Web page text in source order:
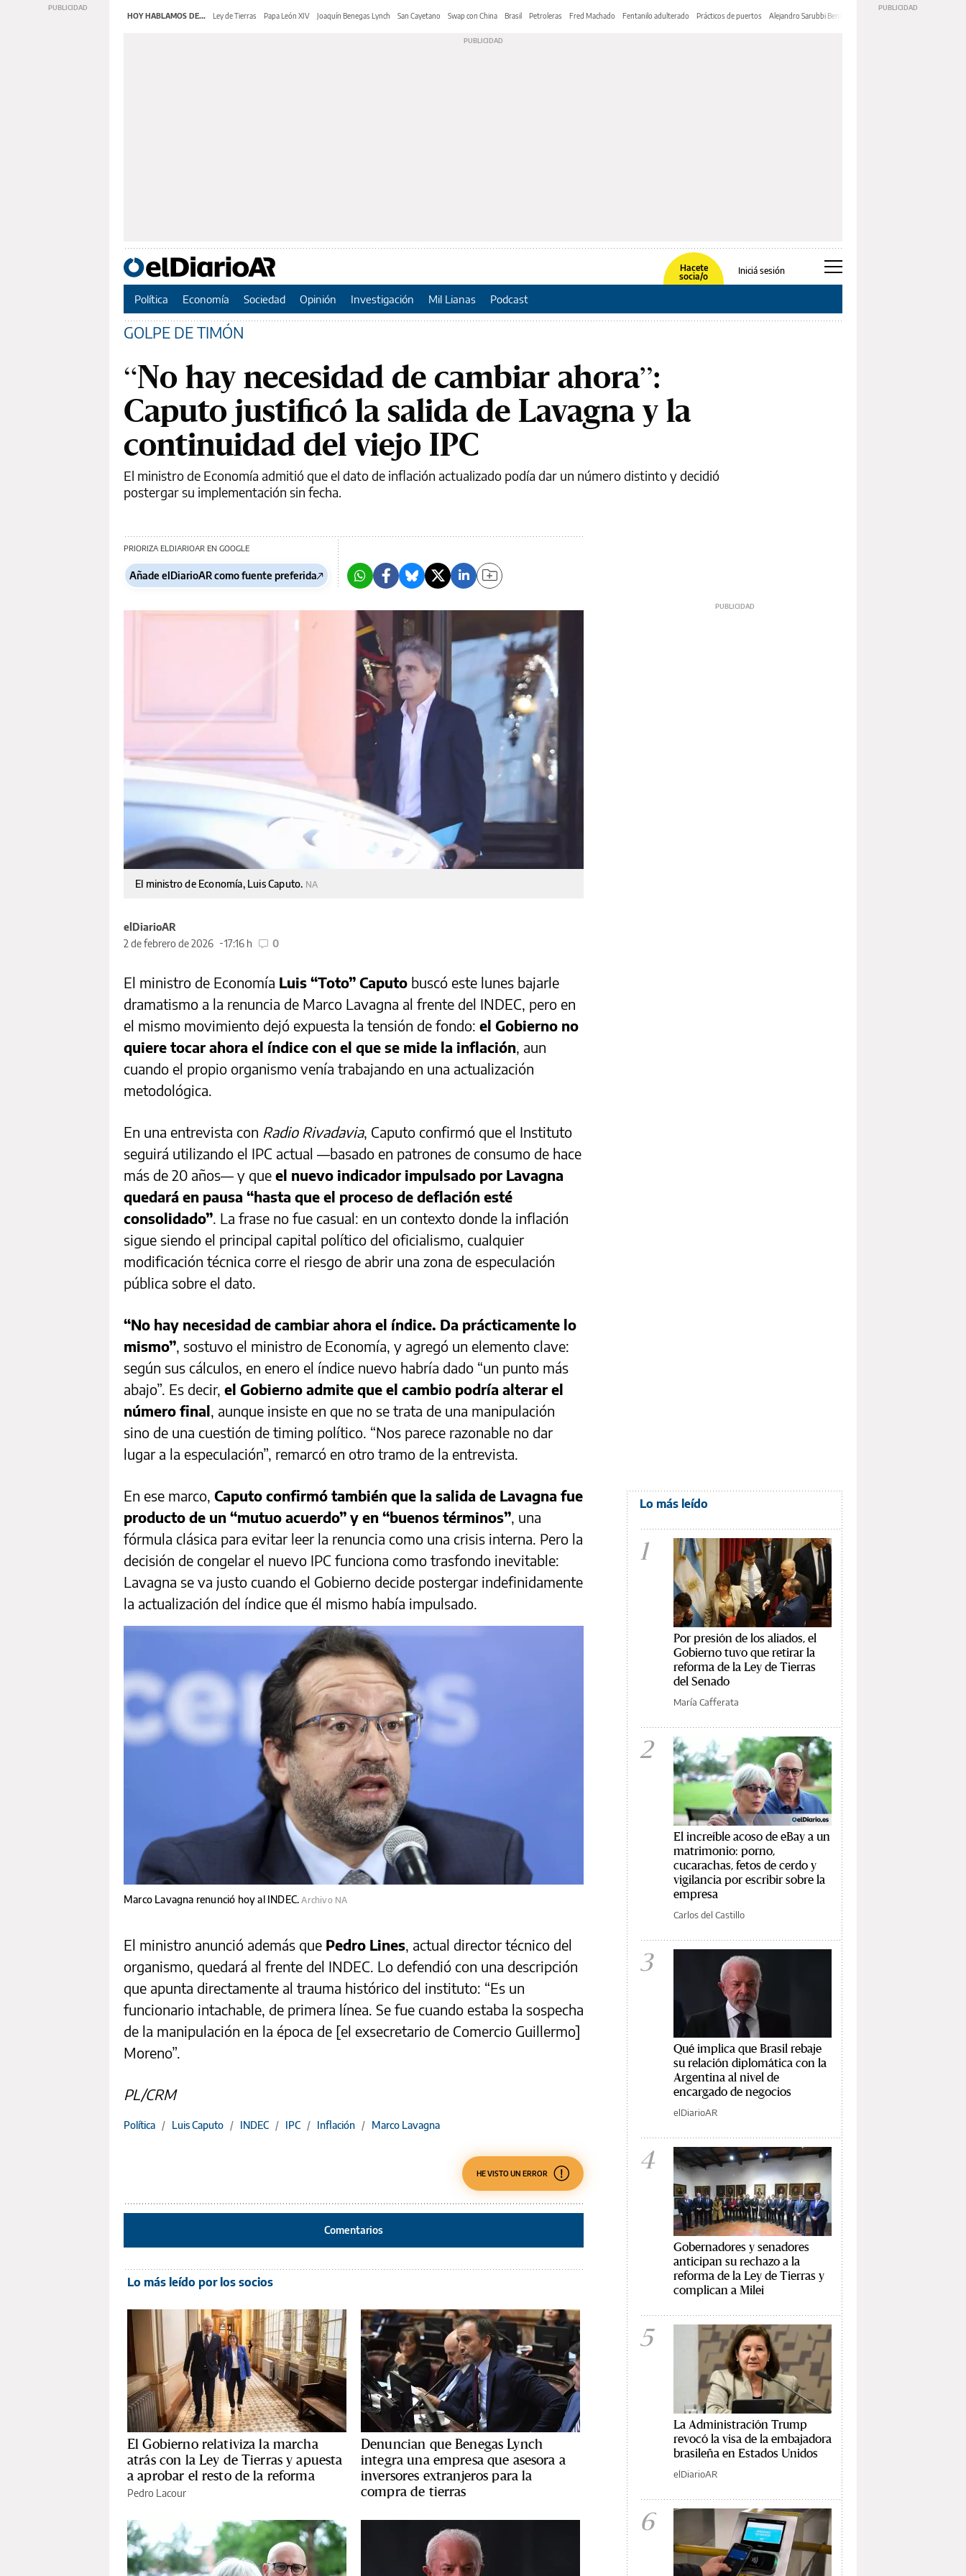
HOY HABLAMOS DE... Ley de Tierras Papa León XIV Joaquín Benegas Lynch San Cayetano Swap con China Brasil Petroleras Fred Machado Fentanilo adulterado Prácticos de puertos Alejandro Sarubbi Benítez
Hacete
socia/o
Iniciá sesión
Política Economía Sociedad Opinión Investigación Mil Lianas Podcast
GOLPE DE TIMÓN
“No hay necesidad de cambiar ahora”:
Caputo justificó la salida de Lavagna y la
continuidad del viejo IPC
El ministro de Economía admitió que el dato de inflación actualizado podía dar un número distinto y decidió
postergar su implementación sin fecha.
PRIORIZA ELDIARIOAR EN GOOGLE
Añade elDiarioAR como fuente preferida
El ministro de Economía, Luis Caputo. NA
elDiarioAR
2 de febrero de 2026
17:16 h 0
El ministro de Economía Luis “Toto” Caputo buscó este lunes bajarle
dramatismo a la renuncia de Marco Lavagna al frente del INDEC, pero en
el mismo movimiento dejó expuesta la tensión de fondo: el Gobierno no
quiere tocar ahora el índice con el que se mide la inflación, aun
cuando el propio organismo venía trabajando en una actualización
metodológica.
En una entrevista con Radio Rivadavia, Caputo confirmó que el Instituto
seguirá utilizando el IPC actual —basado en patrones de consumo de hace
más de 20 años— y que el nuevo indicador impulsado por Lavagna
quedará en pausa “hasta que el proceso de deflación esté
consolidado”. La frase no fue casual: en un contexto donde la inflación
sigue siendo el principal capital político del oficialismo, cualquier
modificación técnica corre el riesgo de abrir una zona de especulación
pública sobre el dato.
“No hay necesidad de cambiar ahora el índice. Da prácticamente lo
mismo”, sostuvo el ministro de Economía, y agregó un elemento clave:
según sus cálculos, en enero el índice nuevo habría dado “un punto más
abajo”. Es decir, el Gobierno admite que el cambio podría alterar el
número final, aunque insiste en que no se trata de una manipulación
sino de una cuestión de timing político. “Nos parece razonable no dar
lugar a la especulación”, remarcó en otro tramo de la entrevista.
En ese marco, Caputo confirmó también que la salida de Lavagna fue
producto de un “mutuo acuerdo” y en “buenos términos”, una
fórmula clásica para evitar leer la renuncia como una crisis interna. Pero la
decisión de congelar el nuevo IPC funciona como trasfondo inevitable:
Lavagna se va justo cuando el Gobierno decide postergar indefinidamente
la actualización del índice que él mismo había impulsado.
Marco Lavagna renunció hoy al INDEC.Archivo NA
El ministro anunció además que Pedro Lines, actual director técnico del
organismo, quedará al frente del INDEC. Lo defendió con una descripción
que apunta directamente al trauma histórico del instituto: “Es un
funcionario intachable, de primera línea. Se fue cuando estaba la sospecha
de la manipulación en la época de [el exsecretario de Comercio Guillermo]
Moreno”.
PL/CRM
Política / Luis Caputo / INDEC / IPC / Inflación / Marco Lavagna
HE VISTO UN ERROR
Comentarios
Lo más leído por los socios
El Gobierno relativiza la marcha
atrás con la Ley de Tierras y apuesta
a aprobar el resto de la reforma
Pedro Lacour
Denuncian que Benegas Lynch
integra una empresa que asesora a
inversores extranjeros para la
compra de tierras
Lo más leído
1
Por presión de los aliados, el
Gobierno tuvo que retirar la
reforma de la Ley de Tierras
del Senado
María Cafferata
2
El increíble acoso de eBay a un
matrimonio: porno,
cucarachas, fetos de cerdo y
vigilancia por escribir sobre la
empresa
Carlos del Castillo
3
Qué implica que Brasil rebaje
su relación diplomática con la
Argentina al nivel de
encargado de negocios
elDiarioAR
4
Gobernadores y senadores
anticipan su rechazo a la
reforma de la Ley de Tierras y
complican a Milei
5
La Administración Trump
revocó la visa de la embajadora
brasileña en Estados Unidos
elDiarioAR
6